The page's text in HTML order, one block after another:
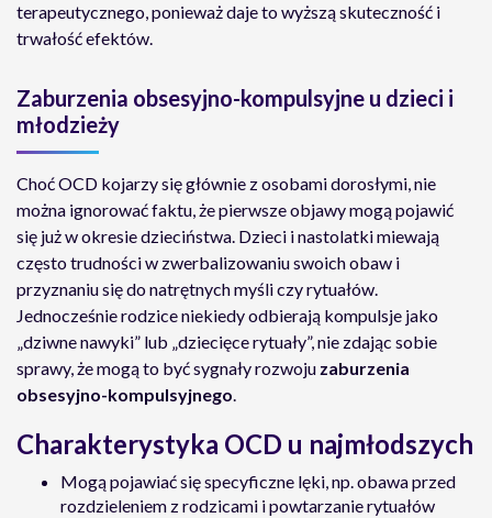
terapeutycznego, ponieważ daje to wyższą skuteczność i
trwałość efektów.
Zaburzenia obsesyjno-kompulsyjne u dzieci i
młodzieży
Choć OCD kojarzy się głównie z osobami dorosłymi, nie
można ignorować faktu, że pierwsze objawy mogą pojawić
się już w okresie dzieciństwa. Dzieci i nastolatki miewają
często trudności w zwerbalizowaniu swoich obaw i
przyznaniu się do natrętnych myśli czy rytuałów.
Jednocześnie rodzice niekiedy odbierają kompulsje jako
„dziwne nawyki” lub „dziecięce rytuały”, nie zdając sobie
sprawy, że mogą to być sygnały rozwoju zaburzenia
obsesyjno-kompulsyjnego.
Charakterystyka OCD u najmłodszych
Mogą pojawiać się specyficzne lęki, np. obawa przed
rozdzieleniem z rodzicami i powtarzanie rytuałów